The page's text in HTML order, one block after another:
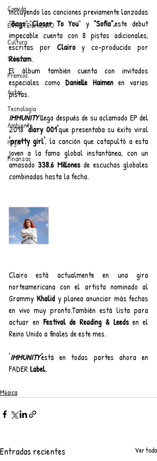
Comida
ENTRETENIMIENTO
Cultura
Salud
Premios
Autos
Tecnología
Ambiente
Hogar
Finanzas
Incluyendo las canciones previamente lanzadas
"Bags","Closer To You" y "Sofía",este debut
impecable cuenta con 8 pistas adicionales,
escritas por Clairo
Rostam.
El álbum también cuenta con invitados
especiales como Danielle Haimen en varias
pistas.
IMMUNITY llega después de su aclamado EP del
2018 'diary 001'
'pretty girl', la canción que catapultó a esta
joven a la fama global instantánea, con un
amasado 338.6 Millones de escuchas globales
combinadas hasta la fecha.
Clairo está actualmente en una gira
norteamericana con el artista nominado al
Grammy Khalid y planea anunciar más fechas
en vivo muy pronto.También está lista para
actuar en Festival de Reading & Leeds en el
Reino Unido a finales de este mes.
'IMMUNITY'está en todas partes ahora en
FADER Label.
Música
Entradas recientes Ver todo